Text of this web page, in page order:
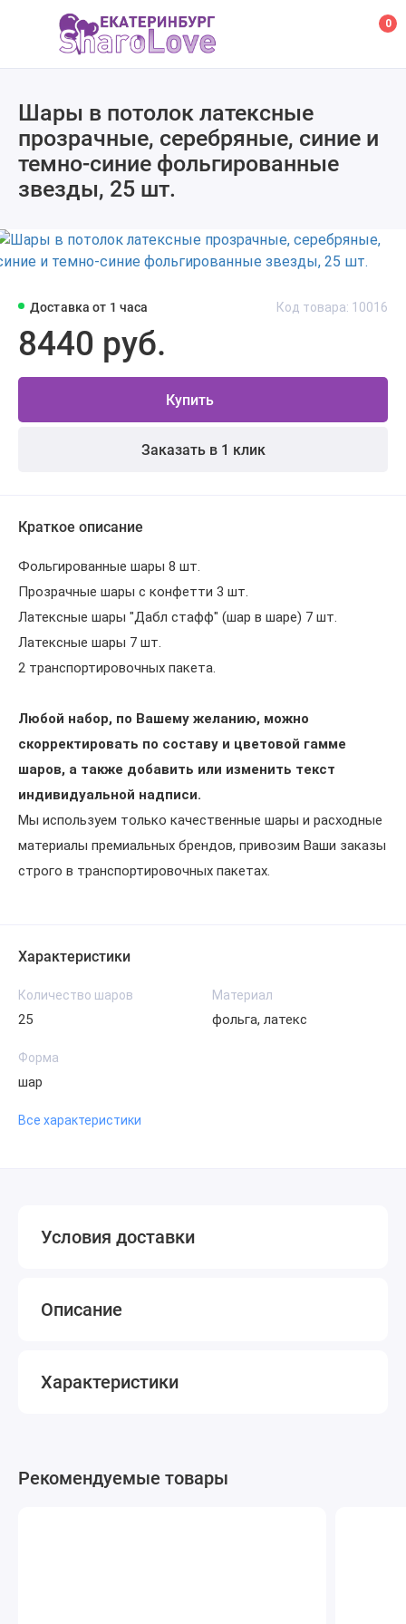
0
Шары в потолок латексные
прозрачные, серебряные, синие и
темно-синие фольгированные
звезды, 25 шт.
Доставка от 1 часа Код товара: 10016
8440 руб.
Купить
Заказать в 1 клик
Краткое описание
Фольгированные шары 8 шт.
Прозрачные шары с конфетти 3 шт.
Латексные шары "Дабл стафф" (шар в шаре) 7 шт.
Латексные шары 7 шт.
2 транспортировочных пакета.
Любой набор, по Вашему желанию, можно
скорректировать по составу и цветовой гамме
шаров, а также добавить или изменить текст
индивидуальной надписи.
Мы используем только качественные шары и расходные
материалы премиальных брендов, привозим Ваши заказы
строго в транспортировочных пакетах.
Характеристики
Количество шаров
25
Материал
фольга, латекс
Форма
шар
Все характеристики
Условия доставки
Описание
Характеристики
Рекомендуемые товары